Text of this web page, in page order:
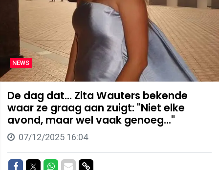
NEWS
De dag dat... Zita Wauters bekende
waar ze graag aan zuigt: "Niet elke
avond, maar wel vaak genoeg..."
07/12/2025 16:04
Delen op Facebook
Delen op Twitter
Delen op Whatsapp
Delen via Mail
Delen via link